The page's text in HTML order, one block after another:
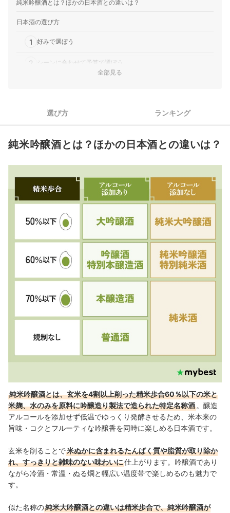
純米吟醸酒とは？ほかの日本酒との違いは？
日本酒の選び方
1 好みで選ぼう
2 シーンに合わせて予算で選ぼう
5 プレゼント用の日本酒なら名入れや化粧箱付きもチェック
純米吟醸酒全104商品おすすめ人気ランキング
純米吟醸酒の売れ筋ランキングもチェック！
全部見る
選び方 ランキング
純米吟醸酒とは？ほかの日本酒との違いは？
純米吟醸酒とは、玄米を4割以上削った精米歩合60％以下の米と
米麹、水のみを原料に吟醸造り製法で造られた特定名称酒 。醸造
アルコールを添加せず低温でゆっくり発酵させるため、米本来の
旨味・コクとフルーティな吟醸香を同時に楽しめる日本酒です。
玄米を削ることで米ぬかに含まれるたんぱく質や脂質が取り除か
れ、すっきりと雑味のない味わいに仕上がります。吟醸酒であり
ながら冷酒・常温・ぬる燗と幅広い温度帯で楽しめるのも魅力で
す。
似た名称の純米大吟醸酒との違いは精米歩合で、純米吟醸酒が